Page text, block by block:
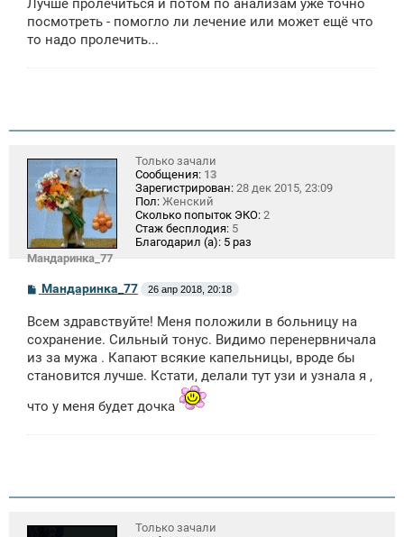
Лучше пролечиться и потом по анализам уже точно
посмотреть - помогло ли лечение или может ещё что
то надо пролечить...
Мандаринка_77
Только зачали
Сообщения: 13
Зарегистрирован: 28 дек 2015, 23:09
Пол: Женский
Сколько попыток ЭКО: 2
Стаж бесплодия: 5
Благодарил (а): 5 раз
С
б
щ
н
и
Мандаринка_77 26 апр 2018, 20:18
Всем здравствуйте! Меня положили в больницу на
сохранение. Сильный тонус. Видимо перенервничала
из за мужа . Капают всякие капельницы, вроде бы
становится лучше. Кстати, делали тут узи и узнала я ,
что у меня будет дочка
Только зачали